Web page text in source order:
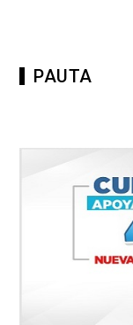
PAUTA